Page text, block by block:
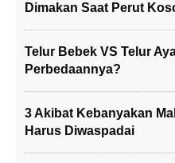
Dimakan Saat Perut
Telur Bebek VS Telur
Perbedaannya?
3 Akibat Kebanyakan
Harus Diwaspadai